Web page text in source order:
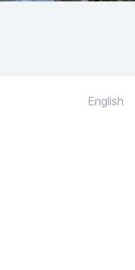
English